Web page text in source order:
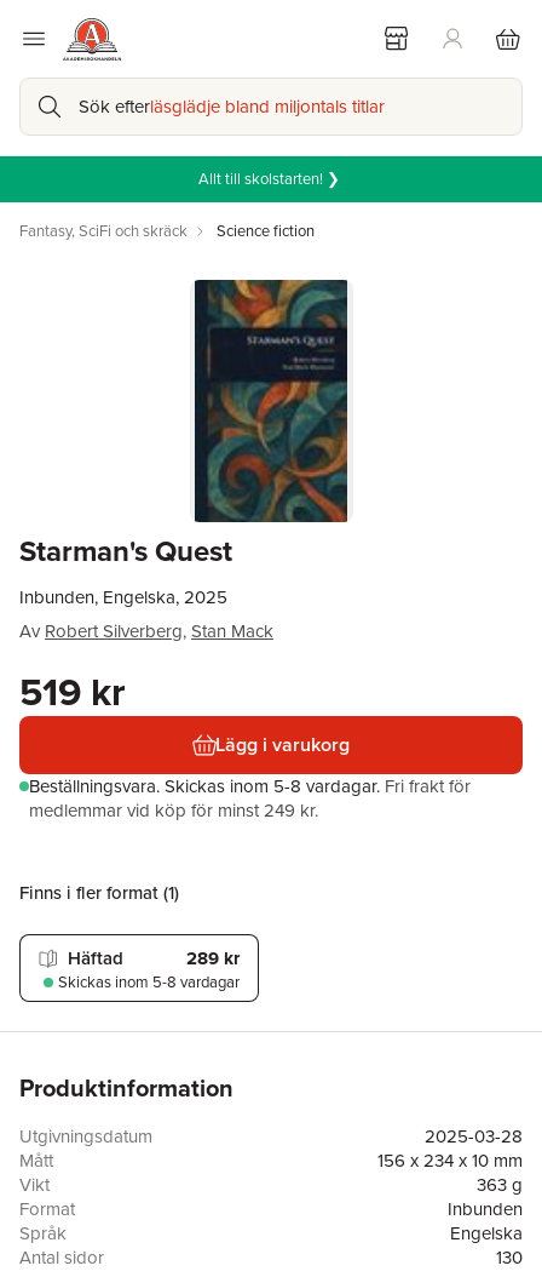
Sök efterläsglädje bland miljontals titlar
Allt till skolstarten! ❯
Fantasy, SciFi och skräck Science fiction
Starman's Quest
Inbunden, Engelska, 2025
Av Robert Silverberg,Stan Mack
519 kr
Lägg i varukorg
Beställningsvara.Skickas inom 5-8 vardagar. Fri frakt för
medlemmar vid köp för minst 249 kr.
Finns i fler format (1)
Häftad 289 kr
Skickas inom 5-8 vardagar
Produktinformation
Utgivningsdatum
2025-03-28
Mått
156 x 234 x 10 mm
Vikt
363 g
Format
Inbunden
Språk
Engelska
Antal sidor
130